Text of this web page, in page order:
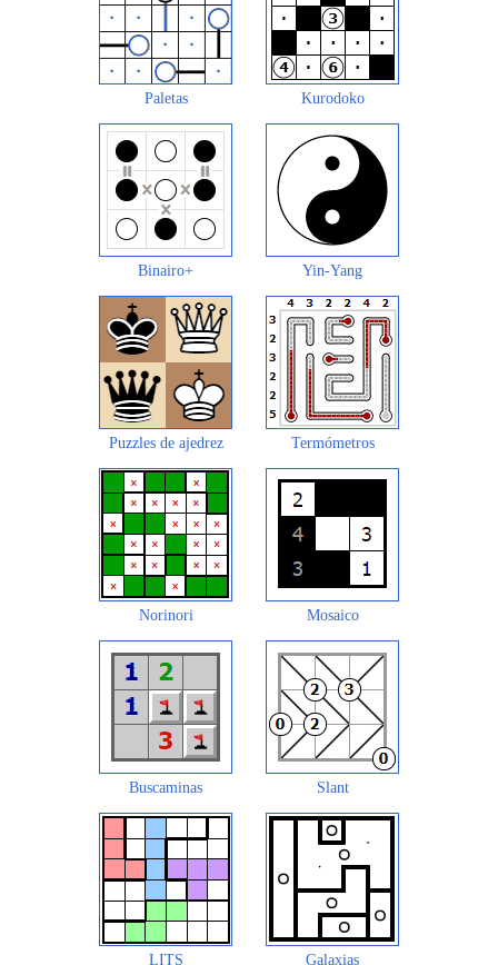
Paletas Kurodoko
Binairo+ Yin-Yang
Puzzles de ajedrez Termómetros
Norinori Mosaico
Buscaminas Slant
LITS Galaxias